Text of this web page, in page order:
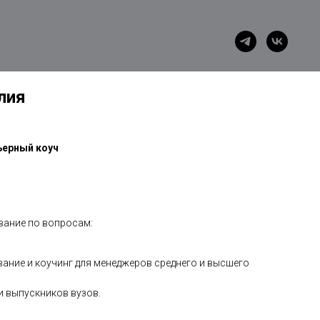
коуч
по вопросам:
и коучинг для менеджеров среднего и высшего
вузов.